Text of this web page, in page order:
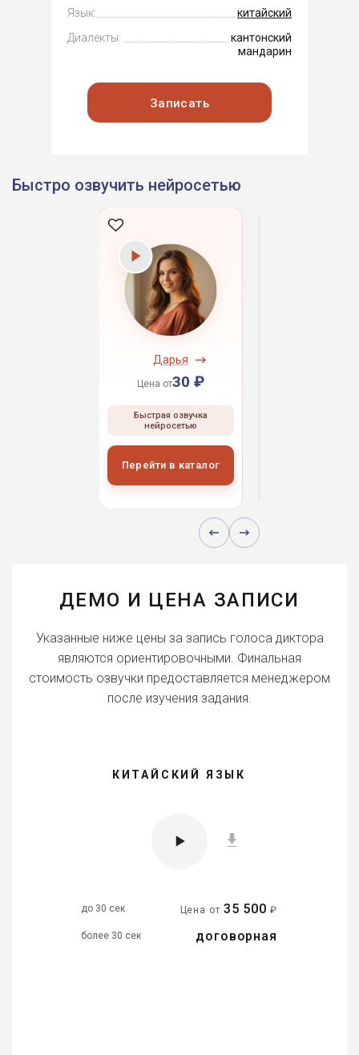
Язык:
китайский
Диалекты:
кантонский
мандарин
Записать
Быстро озвучить нейросетью
Дарья
Цена от30 ₽
Быстрая озвучка
нейросетью
Перейти в каталог
ДЕМО И ЦЕНА ЗАПИСИ
Указанные ниже цены за запись голоса диктора
являются ориентировочными. Финальная
стоимость озвучки предоставляется менеджером
после изучения задания.
КИТАЙСКИЙ ЯЗЫК
до 30 сек Цена от 35 500 ₽
более 30 сек договорная